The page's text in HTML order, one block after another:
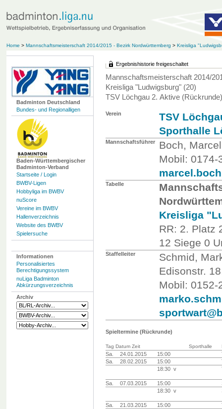
Home > Mannschaftsmeisterschaft 2014/2015 - Bezirk Nordwürttemberg > Kreisliga
Badminton Deutschland
Bundes- und Regionalligen
Baden-Württembergischer
Badminton-Verband
Startseite / Login
BWBV-Ligen
Hobbyliga im BWBV
nuScore
Vereine im BWBV
Hallenverzeichnis
Website des BWBV
Spielersuche
Informationen
Personalisiertes
Berechtigungssystem
nuLiga Badminton
Abkürzungsverzeichnis
Archiv
Ergebnishistorie freigeschaltet
Mannschaftsmeisterschaft 2014/
Kreisliga "Ludwigsburg" (20)
TSV Löchgau 2. Aktive (Rückrunde)
Verein
TSV
Sporthalle
Mannschaftsführer
Boch, Marcel
Mobil: 0174-
Tabelle
Kreisliga
RR: 2. Platz
12 Siege 0
Staffelleiter
Schmid,
Edisonstr.
Mobil: 0152-
Spieltermine (Rückrunde)
Tag Datum Zeit Sporthalle
Sa. 24.01.2015 15:00
Sa.
28.02.2015 15:00
18:30 v
Sa. 07.03.2015 15:00
18:30 v
Sa. 21.03.2015 15:00